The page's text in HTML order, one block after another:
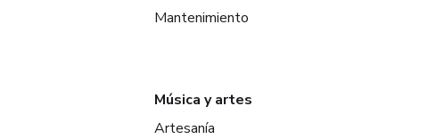
Mantenimiento
Música y artes
Artesanía